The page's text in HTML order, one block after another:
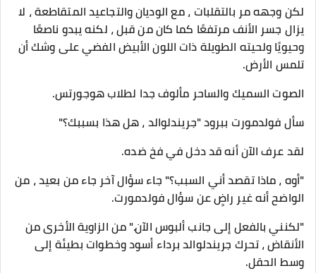
لكن وجهه مر بالتقلبات ، مع الوديان والتجاعيد المتقاطعة ، لا
يزال جسر الأنف مرتفعًا كما كان من قبل ، لكنه يبدو ناصعًا
وحيويًا ولحيته الطويلة ذات اللون الأبيض الفضي على وشك أن
تلمس الأرض.
الصوت السميك والساحر مألوف جدا لطلاب هوجورتس.
سأل فولدمورت ببرود "جريندلوالد ، هل هذا بسببك؟"
لقد عرف الآن أنه قد دخل في فخ ضده.
"أوه ، ماذا تقصد أني السبب؟" جاء سؤال آخر جاء من بعيد ، من
الواضح أنه غير راضٍ عن سؤال فولدمورت.
"لكنني بالفعل إلى جانب ألبوس الآن." من الزاوية الأخرى من
الأنقاض ، تحرك جريندلوالد برداء أسود وخطوات بطيئة إلى
وسط الحقل.